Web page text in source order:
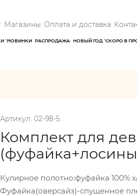
Магазины Оплата и доставка
НОВИНКИ РАСПРОДАЖА НОВЫЙ ГОД СКОРО В
Артикул: 02-98-5.
Комплект для
Кулирное полотно:фуфайка 100%
Фуфайка(оверсайз)-спущенное